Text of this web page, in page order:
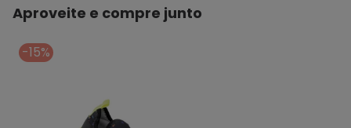
MATERIAL DA PALMILHA : E.V.A
MATERIAL DA SOLA : Borracha
MATERIAL INTERNO : Têxtil
ACABAMENTO : Colado/Costurado
Aproveite e compre junto
-15%